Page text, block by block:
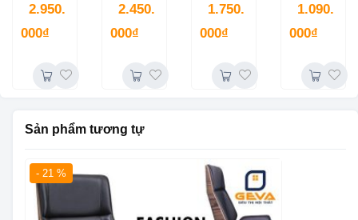
2.950.
000₫
2.450.
000₫
1.750.
000₫
1.090.
000₫
Sản phẩm tương tự
- 21 %